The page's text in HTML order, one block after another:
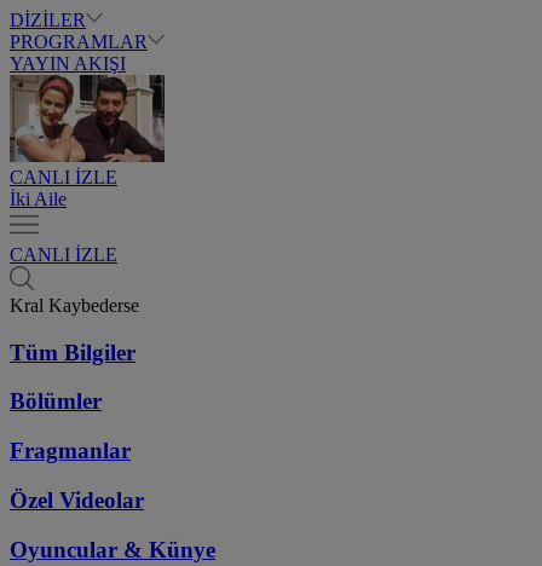
DİZİLER
PROGRAMLAR
YAYIN AKIŞI
CANLI İZLE
İki Aile
CANLI İZLE
Kral Kaybederse
Tüm Bilgiler
Bölümler
Fragmanlar
Özel Videolar
Oyuncular & Künye